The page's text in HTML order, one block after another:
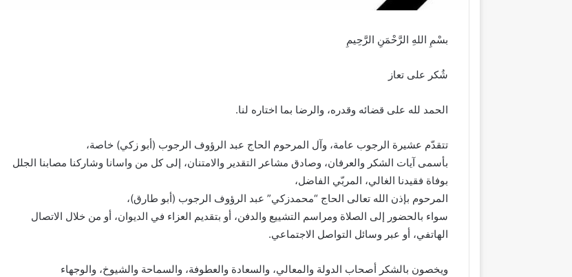
بسْمِ اللهِ الرَّحْمَنِ الرَّحِيمِ
شُكر على تعاز
الحمد لله على قضائه وقدره، والرضا بما اختاره لنا.
تتقدّم عشيرة الرجوب عامة، وآل المرحوم الحاج عبد الرؤوف الرجوب (أبو زكي) خاصة،
بأسمى آيات الشكر والعرفان، وصادق مشاعر التقدير والامتنان، إلى كل من واسانا وشاركنا مصابنا الجلل
بوفاة فقيدنا الغالي، المربّي الفاضل،
المرحوم بإذن الله تعالى الحاج “محمدزكي” عبد الرؤوف الرجوب (أبو طارق)،
سواء بالحضور إلى الصلاة ومراسم التشييع والدفن، أو بتقديم العزاء في الديوان، أو من خلال الاتصال
الهاتفي، أو عبر وسائل التواصل الاجتماعي.
ويخصون بالشكر أصحاب الدولة والمعالي، والسعادة والعطوفة، والسماحة والشيوخ، والوجهاء